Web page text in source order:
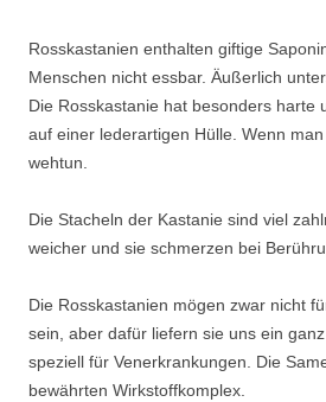
Rosskastanien enthalten giftige
Menschen nicht essbar. Äußerlich
Die Rosskastanie hat besonders harte
auf einer lederartigen Hülle. Wenn
wehtun.
Die Stacheln der Kastanie sind viel
weicher und sie schmerzen bei
Die Rosskastanien mögen zwar nicht
sein, aber dafür liefern sie uns ein
speziell für Venerkrankungen. Die
bewährten Wirkstoffkomplex.